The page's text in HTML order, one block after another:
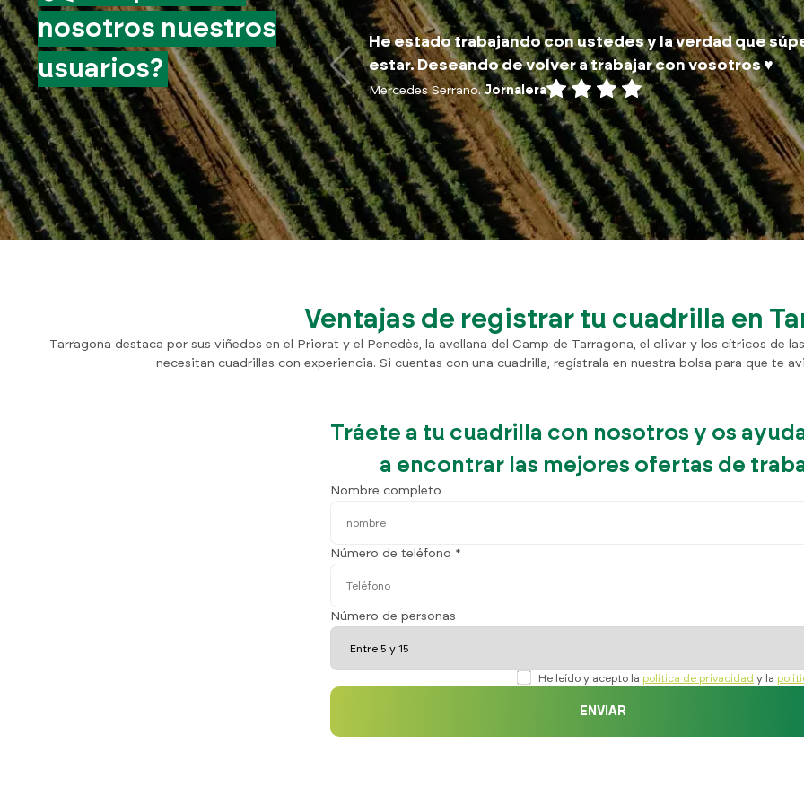
nosotros nuestros
usuarios?
He estado trabajando con ustedes y la verdad que
estar. Deseando de volver a trabajar con vosotros ♥️
Mercedes Serrano.Jornalera
Ventajas de registrar tu cuadrilla en
Tarragona destaca por sus viñedos en el Priorat y el Penedès, la avellana del Camp de Tarragona, el olivar y los cítricos de
necesitan cuadrillas con experiencia. Si cuentas con una cuadrilla, regístrala en nuestra bolsa para que te
Tráete a tu cuadrilla con nosotros y os
a encontrar las mejores ofertas de
Nombre completo
Número de teléfono *
Número de personas
He leído y acepto la política de privacidad y la
ENVIAR